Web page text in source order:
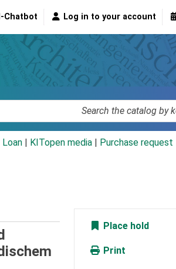
Chatbot Log in to your account
Loan KITopen media Purchase request |
Place hold
Print